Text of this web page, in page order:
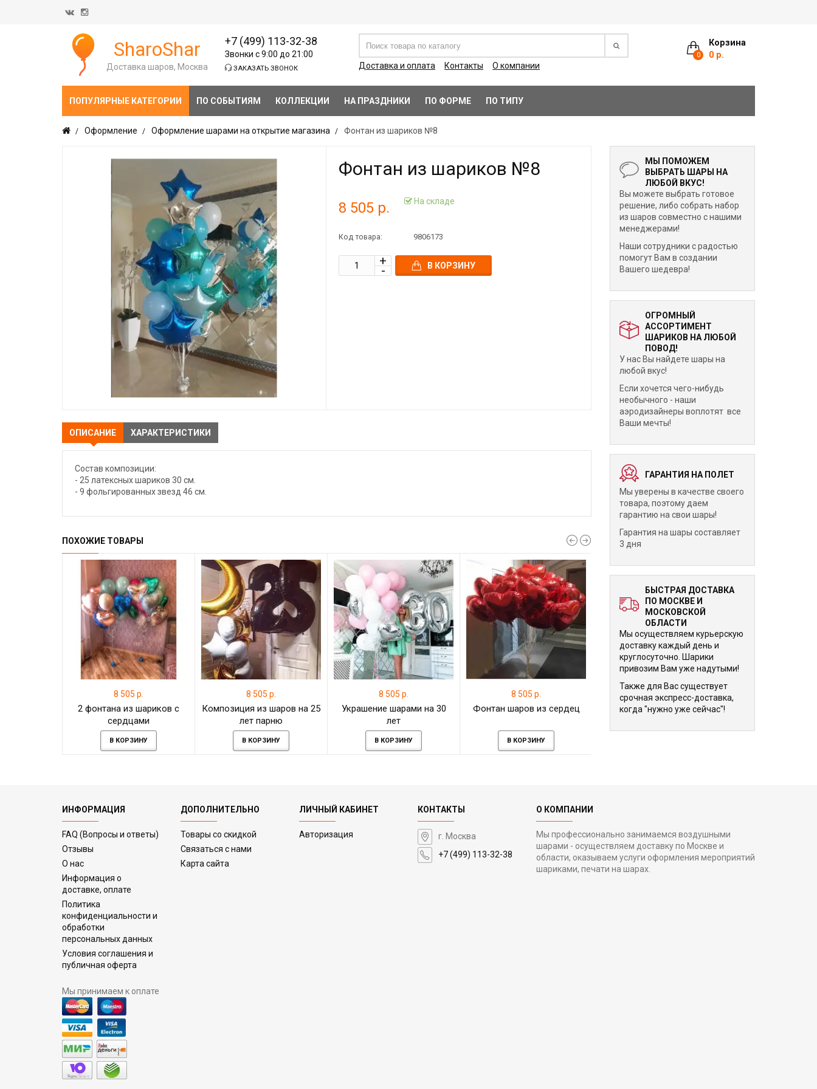
Корзина
0 0 р.
SharoShar
Доставка шаров, Москва
+7 (499) 113-32-38
Звонки с 9:00 до 21:00
ЗАКАЗАТЬ ЗВОНОК Доставка и оплата Контакты О компании
ПОПУЛЯРНЫЕ КАТЕГОРИИ ПО СОБЫТИЯМ КОЛЛЕКЦИИ НА ПРАЗДНИКИ ПО ФОРМЕ ПО ТИПУ
Оформление Оформление шарами на открытие магазина Фонтан из шариков №8
Фонтан из шариков №8
8 505 р. На складе
Код товара: 9806173
В КОРЗИНУ
ОПИСАНИЕ ХАРАКТЕРИСТИКИ
Состав композиции:
- 25 латексных шариков 30 см.
- 9 фольгированных звезд 46 см.
ПОХОЖИЕ ТОВАРЫ
8 505 р.
2 фонтана из шариков с
сердцами
В КОРЗИНУ
8 505 р.
Композиция из шаров на 25
лет парню
В КОРЗИНУ
8 505 р.
Украшение шарами на 30
лет
В КОРЗИНУ
8 505 р.
Фонтан шаров из сердец
В КОРЗИНУ
8 440 р.
Букет шариков Большая
МЫ ПОМОЖЕМ
ВЫБРАТЬ ШАРЫ НА
ЛЮБОЙ ВКУС!
Вы можете выбрать готовое
решение, либо собрать набор
из шаров совместно с нашими
менеджерами!
Наши сотрудники с радостью
помогут Вам в создании
Вашего шедевра!
ОГРОМНЫЙ
АССОРТИМЕНТ
ШАРИКОВ НА ЛЮБОЙ
ПОВОД!
У нас Вы найдете шары на
любой вкус!
Если хочется чего-нибудь
необычного - наши
аэродизайнеры воплотят все
Ваши мечты!
ГАРАНТИЯ НА ПОЛЕТ
Мы уверены в качестве своего
товара, поэтому даем
гарантию на свои шары!
Гарантия на шары составляет
3 дня
БЫСТРАЯ ДОСТАВКА
ПО МОСКВЕ И
МОСКОВСКОЙ
ОБЛАСТИ
Мы осуществляем курьерскую
доставку каждый день и
круглосуточно. Шарики
привозим Вам уже надутыми!
Также для Вас существует
срочная экспресс-доставка,
когда "нужно уже сейчас"!
ИНФОРМАЦИЯ
FAQ (Вопросы и ответы)
Отзывы
О нас
Информация о
доставке, оплате
Политика
конфиденциальности и
обработки
персональных данных
Условия соглашения и
публичная оферта
Мы принимаем к оплате
ДОПОЛНИТЕЛЬНО
Товары со скидкой
Связаться с нами
Карта сайта
ЛИЧНЫЙ КАБИНЕТ
Авторизация
КОНТАКТЫ
г. Москва
+7 (499) 113-32-38
О КОМПАНИИ
Мы профессионально занимаемся воздушными
шарами - осуществляем доставку по Москве и
области, оказываем услуги оформления мероприятий
шариками, печати на шарах.